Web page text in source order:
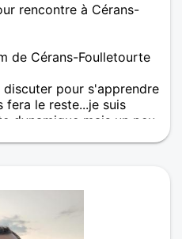
rencontre à Cérans-
de Cérans-Foulletourte
pour s'apprendre
le reste...je suis
dynamique mais un peu